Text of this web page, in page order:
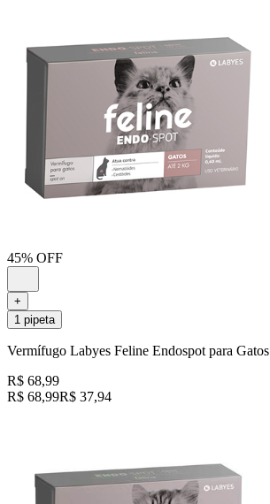
45% OFF
+
1 pipeta
Vermífugo Labyes Feline Endospot para
R$ 68,99
R$ 68,99R$ 37,94